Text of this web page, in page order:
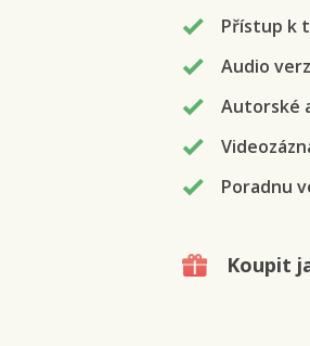
Přístup k
Audio
Autorské
Poradnu
Koupit